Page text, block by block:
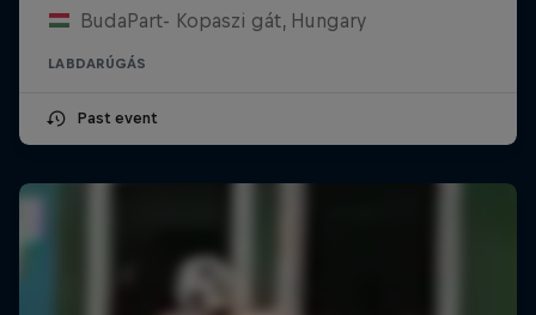
BudaPart- Kopaszi gát, Hungary
LABDARÚGÁS
Past event